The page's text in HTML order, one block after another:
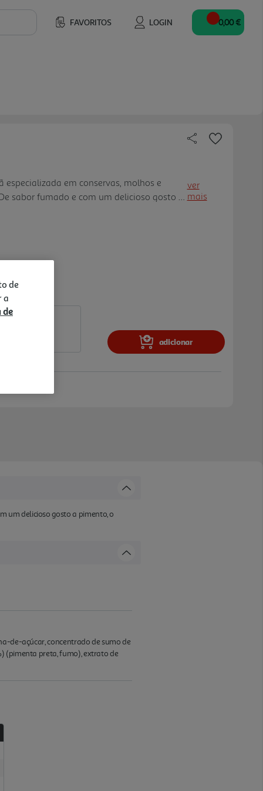
FAVORITOS LOGIN 0,00 €
especializada em conservas, molhos e
sabor fumado e com um delicioso gosto a
ver
mais
adicionar
um delicioso gosto a pimento, o
de-açúcar, concentrado de sumo de
(pimenta preta, fumo), extrato de
de
a
de